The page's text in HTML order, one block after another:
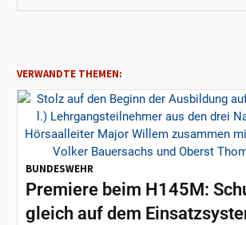
VERWANDTE THEMEN:
BUNDESWEHR
Premiere beim H145M:
gleich auf dem